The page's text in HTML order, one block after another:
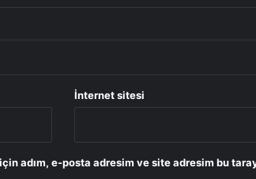
İnternet sitesi
adım, e-posta adresim ve site adresim bu